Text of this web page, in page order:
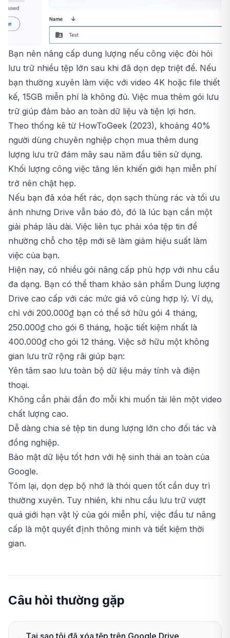
Bạn nên nâng cấp dung lượng nếu công việc đòi hỏi
lưu trữ nhiều tệp lớn sau khi đã dọn dẹp triệt để. Nếu
bạn thường xuyên làm việc với video 4K hoặc file thiết
kế, 15GB miễn phí là không đủ. Việc mua thêm gói lưu
trữ giúp đảm bảo an toàn dữ liệu và tiện lợi hơn.
Theo thống kê từ HowToGeek (2023), khoảng 40%
người dùng chuyên nghiệp chọn mua thêm dung
lượng lưu trữ đám mây sau năm đầu tiên sử dụng.
Khối lượng công việc tăng lên khiến giới hạn miễn phí
trở nên chật hẹp.
Nếu bạn đã xóa hết rác, dọn sạch thùng rác và tối ưu
ảnh nhưng Drive vẫn báo đỏ, đó là lúc bạn cần một
giải pháp lâu dài. Việc liên tục phải xóa tệp tin để
nhường chỗ cho tệp mới sẽ làm giảm hiệu suất làm
việc của bạn.
Hiện nay, có nhiều gói nâng cấp phù hợp với nhu cầu
đa dạng. Bạn có thể tham khảo sản phẩm Dung lượng
Drive cao cấp với các mức giá vô cùng hợp lý. Ví dụ,
chỉ với 200.000₫ bạn có thể sở hữu gói 4 tháng,
250.000₫ cho gói 6 tháng, hoặc tiết kiệm nhất là
400.000₫ cho gói 12 tháng. Việc sở hữu một không
gian lưu trữ rộng rãi giúp bạn:
Yên tâm sao lưu toàn bộ dữ liệu máy tính và điện
thoại.
Không cần phải đắn đo mỗi khi muốn tải lên một video
chất lượng cao.
Dễ dàng chia sẻ tệp tin dung lượng lớn cho đối tác và
đồng nghiệp.
Bảo mật dữ liệu tốt hơn với hệ sinh thái an toàn của
Google.
Tóm lại, dọn dẹp bộ nhớ là thói quen tốt cần duy trì
thường xuyên. Tuy nhiên, khi nhu cầu lưu trữ vượt
quá giới hạn vật lý của gói miễn phí, việc đầu tư nâng
cấp là một quyết định thông minh và tiết kiệm thời
gian.
Câu hỏi thường gặp